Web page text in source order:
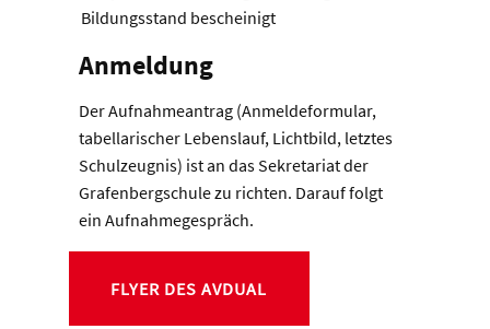
Bildungsstand bescheinigt
Anmeldung
Der Aufnahmeantrag (Anmeldeformular,
tabellarischer Lebenslauf, Lichtbild, letztes
Schulzeugnis) ist an das Sekretariat der
Grafenbergschule zu richten. Darauf folgt
ein Aufnahmegespräch.
FLYER DES AVDUAL